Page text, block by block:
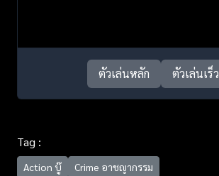
ตัวเล่นหลัก ตัวเล่นเร็ว
Tag :
Action บู๊
Crime อาชญากรรม